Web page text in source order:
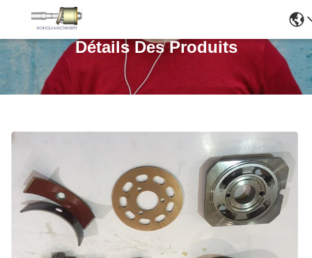
Détails Des Produits